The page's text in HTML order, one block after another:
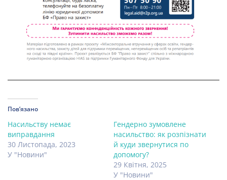
Пов’язано
Насильству немає
виправдання
30 Листопада, 2023
У "Новини"
Гендерно зумовлене
насильство: як розпізнати
й куди звернутися по
допомогу?
29 Квітня, 2025
У "Новини"